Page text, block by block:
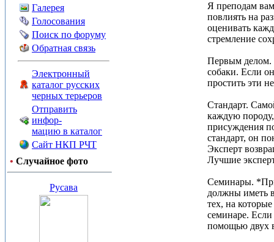
Галерея
Голосования
Поиск по форуму
Обратная связь
Электронный
каталог русских
черных терьеров
Отправить
инфор-
мацию в каталог
Сайт НКП РЧТ
• Случайное фото
Русава
Я преподам
повлиять на
оценивать
стремление
Первым делом.
собаки. Если
простить эти
Стандарт.
каждую породу,
присуждения
стандарт, он
Эксперт
Лучшие
Семинары.
должны иметь
тех, на
семинаре. Если
помощью двух